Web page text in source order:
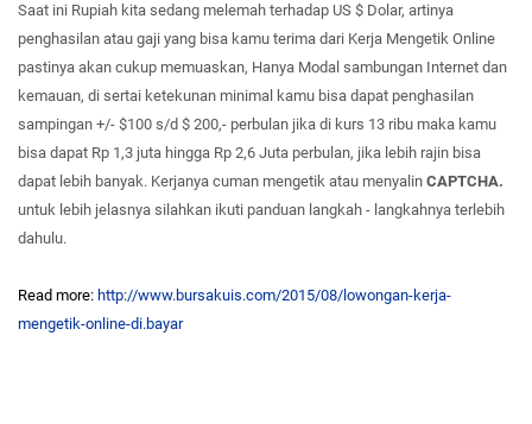
Saat ini Rupiah kita sedang melemah terhadap US $ Dolar, artinya
penghasilan atau gaji yang bisa kamu terima dari Kerja Mengetik Online
pastinya akan cukup memuaskan, Hanya Modal sambungan Internet dan
kemauan, di sertai ketekunan minimal kamu bisa dapat penghasilan
sampingan +/- $100 s/d $ 200,- perbulan jika di kurs 13 ribu maka kamu
bisa dapat Rp 1,3 juta hingga Rp 2,6 Juta perbulan, jika lebih rajin bisa
dapat lebih banyak. Kerjanya cuman mengetik atau menyalin CAPTCHA.
untuk lebih jelasnya silahkan ikuti panduan langkah - langkahnya terlebih
dahulu.
Read more: http://www.bursakuis.com/2015/08/lowongan-kerja-
mengetik-online-di.bayar